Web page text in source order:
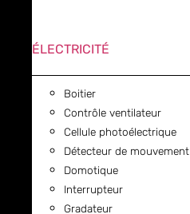
ÉLECTRICITÉ
Boitier
Contrôle ventilateur
Cellule photoélectrique
Détecteur de mouvement
Domotique
Interrupteur
Gradateur